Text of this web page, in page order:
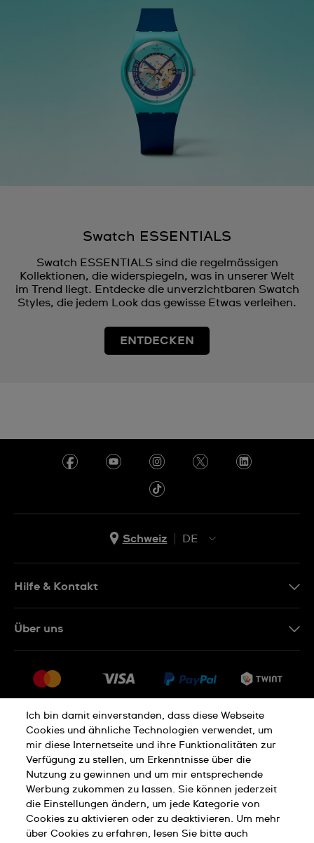
Swatch ESSENTIALS
Swatch ESSENTIALS sind die regelmässigen
Kollektionen, die widerspiegeln, was in unserer Welt
im Trend liegt. Entdecke die unverzichtbaren Swatch
Styles, die jedem Look das gewisse Etwas verleihen.
ENTDECKEN
Schweiz
DE
IT
Hilfe & Kontakt
Rückgaberecht
Verkaufs- und Lieferbedingungen
Vertrag widerrufen
Über uns
Jobs
Datenschutzerklärung Cookies Hinweis
Nutzungsbedingungen Impressum
Ich bin damit einverstanden, dass diese Webseite
Cookies und ähnliche Technologien verwendet, um
mir diese Internetseite und ihre Funktionalitäten zur
Verfügung zu stellen, um Erkenntnisse über die
Nutzung zu gewinnen und um mir entsprechende
Werbung zukommen zu lassen. Sie können jederzeit
die Einstellungen ändern, um jede Kategorie von
Cookies zu aktivieren oder zu deaktivieren. Um mehr
über Cookies zu erfahren, lesen Sie bitte auch